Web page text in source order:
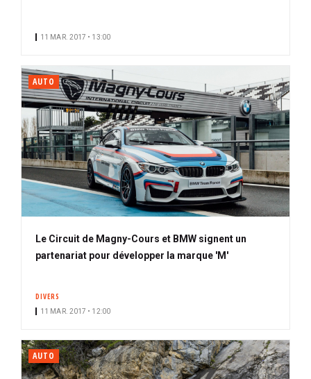
11 MAR. 2017 • 13:00
AUTO
Le Circuit de Magny-Cours et BMW signent un
partenariat pour développer la marque 'M'
DIVERS
11 MAR. 2017 • 12:00
AUTO